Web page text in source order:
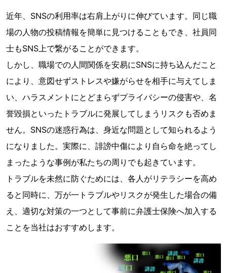
近年、SNSの利用率は右肩上がりに伸びています。同じ職
場の人物の投稿情報を簡単に見つけることもでき、社員同
士もSNS上で繋がることができます。
しかし、職場での人間関係を安易にSNSに持ち込んだこと
により、意図せずストレスや嫌がらせを相手に与えてしま
い、ハラスメントにとどまらずプライバシーの侵害や、名
誉毀損といったトラブルに発展してしまうリスクも否めま
せん。SNSの迷惑行為は、身近な問題として知られるよう
になりました。実際に、誹謗中傷により自ら命を絶ってし
まったような事例が私たちの周りでも起きています。
トラブルを未然に防ぐためには、各人がリテラシーを高め
ると同時に、万が一トラブルやリスクが発生した場合の備
え、適切な対策の一つとして事前に弁護士保険へ加入する
ことを当社はおすすめします。